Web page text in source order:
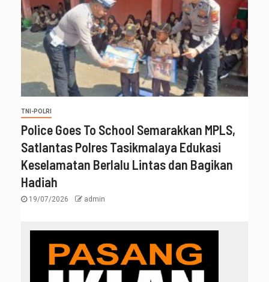
TNI-POLRI
Police Goes To School Semarakkan MPLS,
Satlantas Polres Tasikmalaya Edukasi
Keselamatan Berlalu Lintas dan Bagikan
Hadiah
19/07/2026 admin